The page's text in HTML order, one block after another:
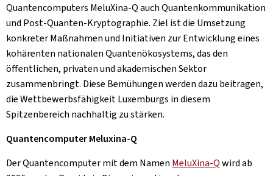
Quantencomputers MeluXina-Q auch Quantenkommunikation
und Post-Quanten-Kryptographie. Ziel ist die Umsetzung
konkreter Maßnahmen und Initiativen zur Entwicklung eines
kohärenten nationalen Quantenökosystems, das den
öffentlichen, privaten und akademischen Sektor
zusammenbringt. Diese Bemühungen werden dazu beitragen,
die Wettbewerbsfähigkeit Luxemburgs in diesem
Spitzenbereich nachhaltig zu stärken.
Quantencomputer Meluxina-Q
Der Quantencomputer mit dem Namen MeluXina-Qwird ab